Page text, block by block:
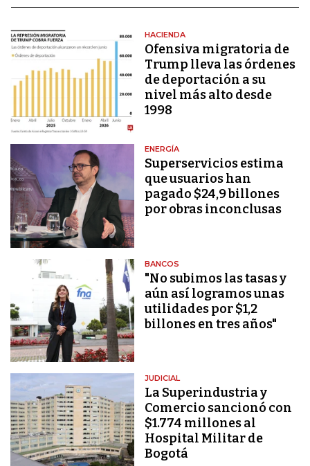
HACIENDA
Ofensiva migratoria de
Trump lleva las órdenes
de deportación a su
nivel más alto desde
1998
ENERGÍA
Superservicios estima
que usuarios han
pagado $24,9 billones
por obras inconclusas
BANCOS
"No subimos las tasas y
aún así logramos unas
utilidades por $1,2
billones en tres años"
JUDICIAL
La Superindustria y
Comercio sancionó con
$1.774 millones al
Hospital Militar de
Bogotá